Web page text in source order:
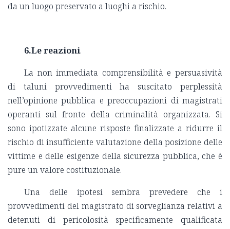
da un luogo preservato a luoghi a rischio.
6.Le reazioni.
La non immediata comprensibilità e persuasività
di taluni provvedimenti ha suscitato perplessità
nell’opinione pubblica e preoccupazioni di magistrati
operanti sul fronte della criminalità organizzata. Si
sono ipotizzate alcune risposte finalizzate a ridurre il
rischio di insufficiente valutazione della posizione delle
vittime e delle esigenze della sicurezza pubblica, che è
pure un valore costituzionale.
Una delle ipotesi sembra prevedere che i
provvedimenti del magistrato di sorveglianza relativi a
detenuti di pericolosità specificamente qualificata